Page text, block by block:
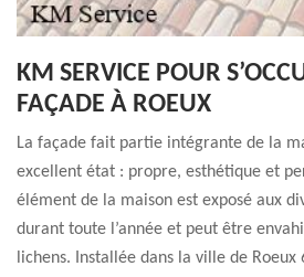
KM SERVICE POUR
FAÇADE À ROEUX
La façade fait partie intégrante de la
excellent état : propre, esthétique et
élément de la maison est exposé aux
durant toute l’année et peut être
lichens. Installée dans la ville de